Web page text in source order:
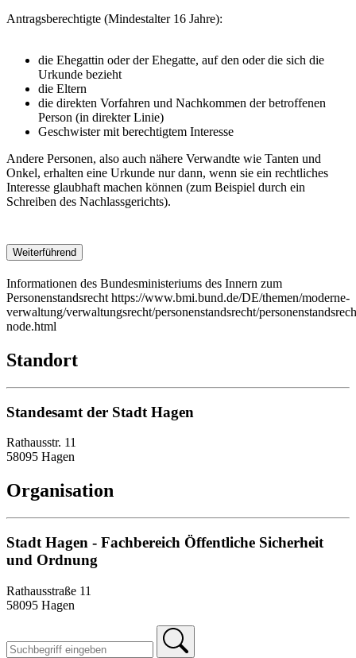
Antragsberechtigte (Mindestalter 16 Jahre):
die Ehegattin oder der Ehegatte, auf den oder die sich die
Urkunde bezieht
die Eltern
die direkten Vorfahren und Nachkommen der betroffenen
Person (in direkter Linie)
Geschwister mit berechtigtem Interesse
Andere Personen, also auch nähere Verwandte wie Tanten und
Onkel, erhalten eine Urkunde nur dann, wenn sie ein rechtliches
Interesse glaubhaft machen können (zum Beispiel durch ein
Schreiben des Nachlassgerichts).
Weiterführend
Informationen des Bundesministeriums des Innern zum
Personenstandsrecht https://www.bmi.bund.de/DE/themen/moderne-
verwaltung/verwaltungsrecht/personenstandsrecht/
node.html
Standort
Standesamt der Stadt Hagen
Rathausstr. 11
58095 Hagen
Organisation
Stadt Hagen - Fachbereich Öffentliche Sicherheit
und Ordnung
Rathausstraße 11
58095 Hagen